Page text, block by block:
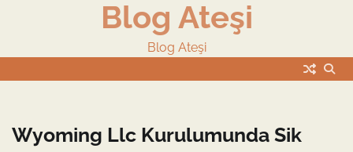
Blog Ateşi
Blog Ateşi
Wyoming Llc Kurulumunda Sik